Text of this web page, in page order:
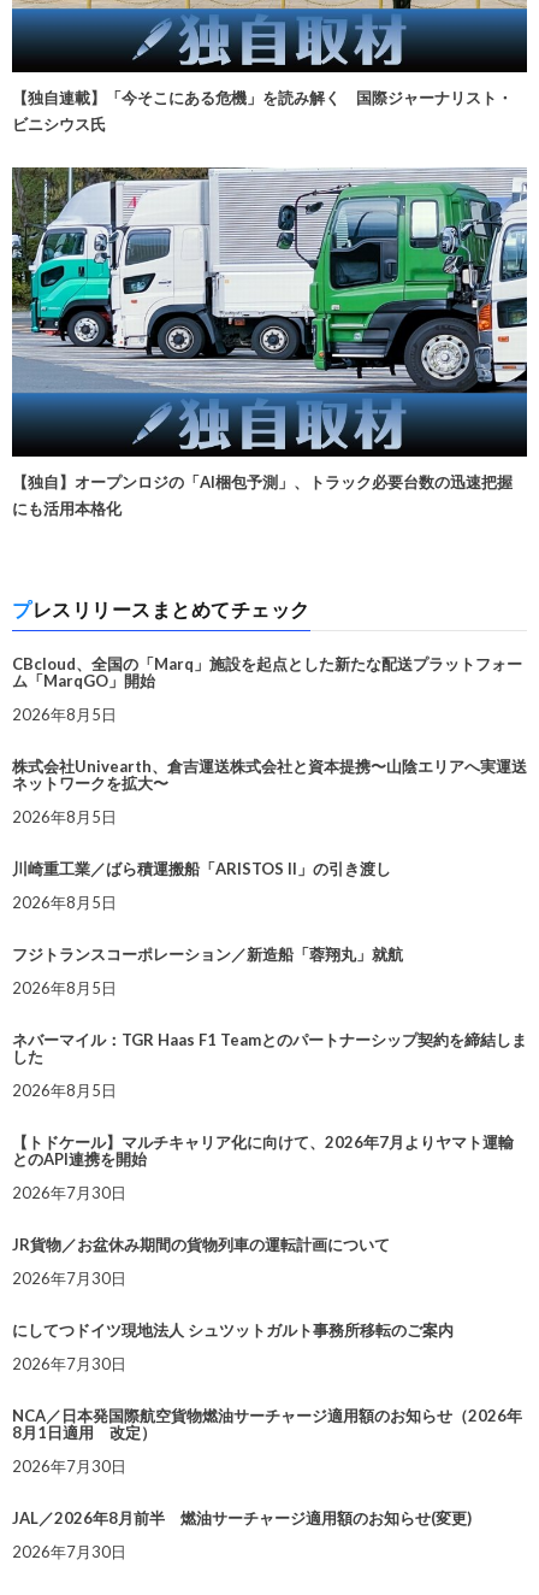
【独自連載】「今そこにある危機」を読み解く 国際ジャーナリスト・
ビニシウス氏
【独自】オープンロジの「AI梱包予測」、トラック必要台数の迅速把握
にも活用本格化
プレスリリースまとめてチェック
CBcloud、全国の「Marq」施設を起点とした新たな配送プラットフォー
ム「MarqGO」開始
2026年8月5日
株式会社Univearth、倉吉運送株式会社と資本提携〜山陰エリアへ実運送
ネットワークを拡大〜
2026年8月5日
川崎重工業／ばら積運搬船「ARISTOS II」の引き渡し
2026年8月5日
フジトランスコーポレーション／新造船「蓉翔丸」就航
2026年8月5日
ネバーマイル：TGR Haas F1 Teamとのパートナーシップ契約を締結しま
した
2026年8月5日
【トドケール】マルチキャリア化に向けて、2026年7月よりヤマト運輸
とのAPI連携を開始
2026年7月30日
JR貨物／お盆休み期間の貨物列車の運転計画について
2026年7月30日
にしてつドイツ現地法人 シュツットガルト事務所移転のご案内
2026年7月30日
NCA／日本発国際航空貨物燃油サーチャージ適用額のお知らせ（2026年
8月1日適用 改定）
2026年7月30日
JAL／2026年8月前半 燃油サーチャージ適用額のお知らせ(変更)
2026年7月30日